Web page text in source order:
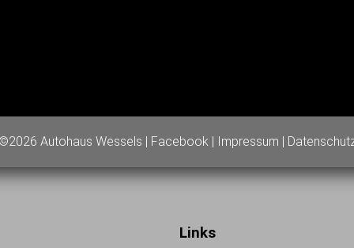
©2026 Autohaus Wessels | Facebook| Impressum
Links